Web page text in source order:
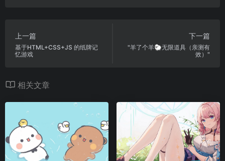
上一篇
基于HTML+CSS+JS 的纸牌记
忆游戏
下一篇
"羊了个羊🐑无限道具（亲测有
效）"
相关文章